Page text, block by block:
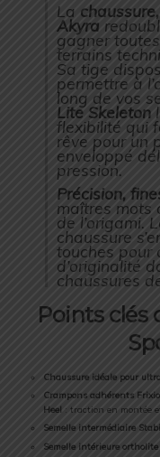
La
Akyra
gagner
terrains
Sa tige
permettre à
long de vos
Lite Skeleton
flexibilité qui
rêve pour un
enveloppé
pression.
Précision,
maîtres mots
de l’origami.
chaussure
touches pour
d’originalité
chaussures
Points clés
Chaussure idéale pour
Crampons adhérents
Heel : traction en montée
Semelle intermédiaire
Semelle intérieure